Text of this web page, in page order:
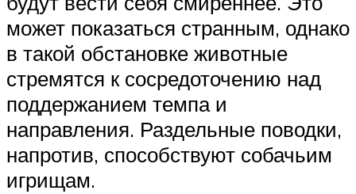
может показаться странным, однако
в такой обстановке животные
стремятся к сосредоточению над
поддержанием темпа и
направления. Раздельные поводки,
напротив, способствуют собачьим
игрищам.